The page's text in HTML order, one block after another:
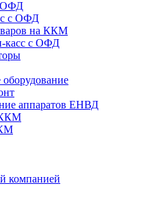
ОФД
с ОФД
на ККМ
касс с ОФД
оборудование
аппаратов ЕНВД
ККМ
компанией